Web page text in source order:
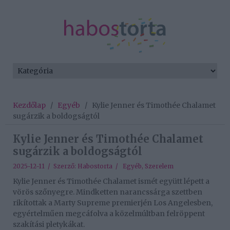
Kezdőlap / Egyéb / Kylie Jenner és Timothée Chalamet
sugárzik a boldogságtól
Kylie Jenner és Timothée Chalamet
sugárzik a boldogságtól
2025-12-11 / Szerző: Habostorta / Egyéb, Szerelem
Kylie Jenner és Timothée Chalamet ismét együtt lépett a
vörös szőnyegre. Mindketten narancssárga szettben
rikítottak a Marty Supreme premierjén Los Angelesben,
egyértelműen megcáfolva a közelmúltban felröppent
szakítási pletykákat.